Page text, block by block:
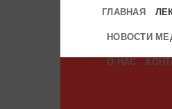
ГЛАВНАЯ
НОВОСТИ
О НАС